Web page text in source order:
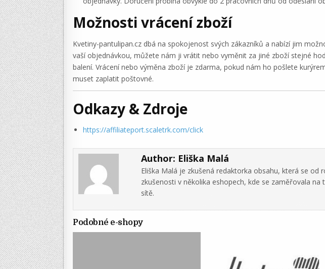
Možnosti vrácení zboží
Kvetiny-pantulipan.cz dbá na spokojenost svých zákazníků a nabízí jim
vaší objednávkou, můžete nám ji vrátit nebo vyměnit za jiné zboží stejné
balení. Vrácení nebo výměna zboží je zdarma, pokud nám ho pošlete
muset zaplatit poštovné.
Odkazy & Zdroje
https://affiliateport.scaletrk.com/click
Author: Eliška Malá
Eliška Malá je zkušená redaktorka obsahu, která se
zkušenosti v několika eshopech, kde se zaměřovala
sítě.
Podobné e-shopy